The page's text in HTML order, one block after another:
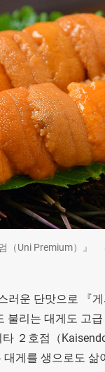
（Uni Premium）』
러운 단맛으로 『
불리는 대게도 고
타 ２호점（
대게를 생으로도 삶